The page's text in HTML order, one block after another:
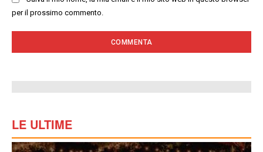
per il prossimo commento.
LE ULTIME